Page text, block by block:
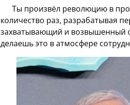
Ты произвёл революцию в
количество раз, разрабатывая
захватывающий и возвышенный
делаешь это в атмосфере